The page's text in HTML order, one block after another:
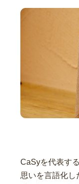
CaSyを代表す
思いを言語化